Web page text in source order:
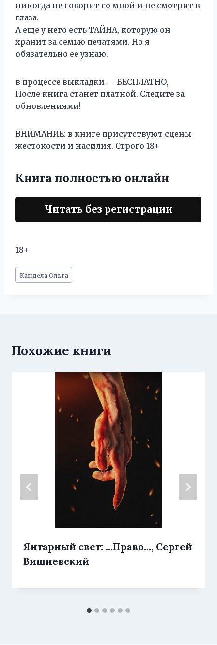
никогда не говорит со мной и не смотрит в
глаза.
А еще у него есть ТАЙНА, которую он
хранит за семью печатями. Но я
обязательно ее узнаю.
в процессе выкладки — БЕСПЛАТНО,
После книга станет платной. Следите за
обновлениями!
ВНИМАНИЕ: в книге присутствуют сцены
жестокости и насилия. Строго 18+
Книга полностью онлайн
Читать без регистрации
18+
Метки
записи:
Кандела Ольга
Похожие книги
Янтарный свет: …Право…, Сергей
Вишневский